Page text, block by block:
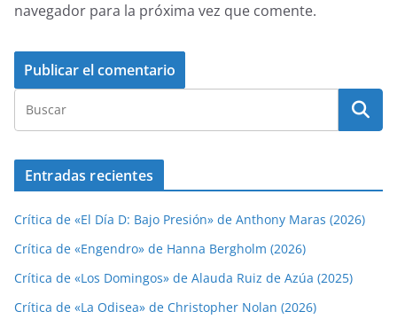
navegador para la próxima vez que comente.
Entradas recientes
Crítica de «El Día D: Bajo Presión» de Anthony Maras (2026)
Crítica de «Engendro» de Hanna Bergholm (2026)
Crítica de «Los Domingos» de Alauda Ruiz de Azúa (2025)
Crítica de «La Odisea» de Christopher Nolan (2026)